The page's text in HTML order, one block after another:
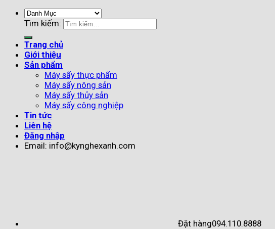
Tìm kiếm:
Trang chủ
Giới thiệu
Sản phẩm
Máy sấy thực phẩm
Máy sấy nông sản
Máy sấy thủy sản
Máy sấy công nghiệp
Tin tức
Liên hệ
Đăng nhập
Email: info@kynghexanh.com
Đặt hàng094.110.8888